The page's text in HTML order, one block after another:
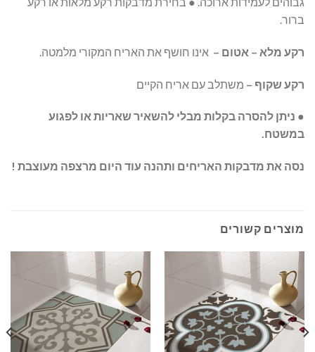
ברור.
רקע מלא – אטום – אינו חושף את האריח המקורי מלמטה.
רקע שקוף – משתלב עם אריח הקיים
● ניתן להסרה בקלות מבלי להשאיר שאריות או לפגוע
במשטח.
נסה את מדבקות האריחים ותהנה עוד היום מרצפה מעוצבת !
מוצרים קשורים